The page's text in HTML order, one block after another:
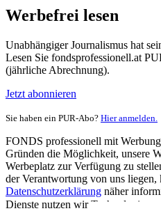
Werbefrei lesen
Unabhängiger Journalismus hat
Lesen Sie fondsprofessionell.at
(jährliche Abrechnung).
Jetzt abonnieren
Sie haben ein PUR-Abo? Hier anmelden.
FONDS professionell mit
Gründen die Möglichkeit, unsere
Werbeplatz zur Verfügung zu
der Verantwortung von uns liegen,
Datenschutzerklärung näher
Dienste nutzen wir Technologien